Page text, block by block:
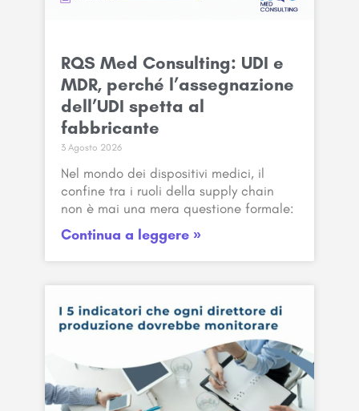
RQS Med Consulting: UDI e
MDR, perché l’assegnazione
dell’UDI spetta al
fabbricante
3 Agosto 2026
Nel mondo dei dispositivi medici, il
confine tra i ruoli della supply chain
non è mai una mera questione formale:
Continua a leggere »